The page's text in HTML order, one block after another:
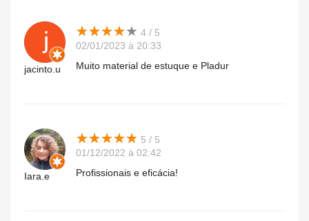
jacinto.u
★★★★★
★★★★★ 4 / 5
02/01/2023 à 20:33
Muito material de estuque e Pladur
Iara.e
★★★★★
★★★★★ 5 / 5
01/12/2022 à 02:42
Profissionais e eficácia!